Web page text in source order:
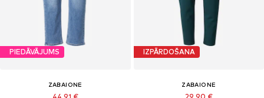
PIEDĀVĀJUMS
ZABAIONE
IZPĀRDOŠANA
ZABAIONE